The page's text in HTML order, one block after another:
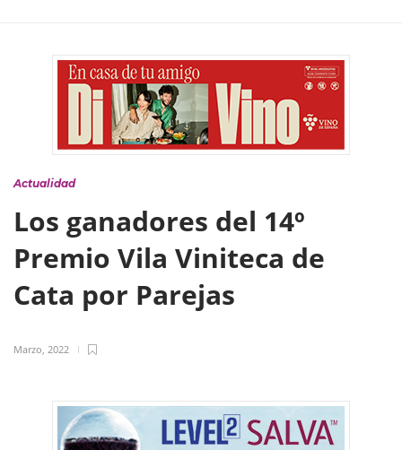
Actualidad
Los ganadores del 14º
Premio Vila Viniteca de
Cata por Parejas
Marzo, 2022